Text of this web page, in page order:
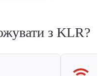
з KLR?